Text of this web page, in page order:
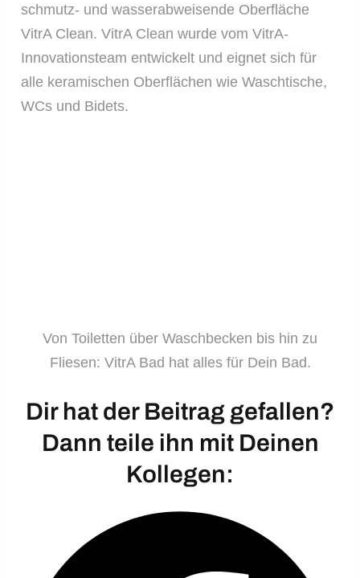
schmutz- und wasserabweisende Oberfläche
VitrA Clean. VitrA Clean wurde vom VitrA-
Innovationsteam entwickelt und eignet sich für
alle keramischen Oberflächen wie Waschtische,
WCs und Bidets.
Von Toiletten über Waschbecken bis hin zu
Fliesen: VitrA Bad hat alles für Dein Bad.
Dir hat der Beitrag gefallen?
Dann teile ihn mit Deinen
Kollegen: